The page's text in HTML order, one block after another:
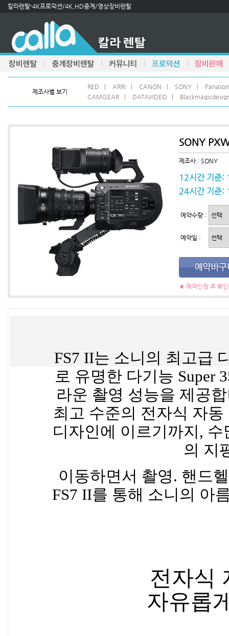
칼라렌탈-4K프로덕션/4K,HD중계/영상장비렌탈
제조사별 보기
RED ARRI CANON SONY
CAMGEAR
DATAVIDEO
SONY
제조사 : SONY
12시간 기준
24시간 기준:
예약수량 :
예약일 :
★ 예약신청 후 확
FS7 II는 소니의 최고급
로 유명한 다기능 Super
라운 촬영 성능을 제공
최고 수준의 전자식 자
디자인에 이르기까지,
의 지
이동하면서 촬영. 핸드
FS7 II를 통해 소니의 아
전자식
자유롭